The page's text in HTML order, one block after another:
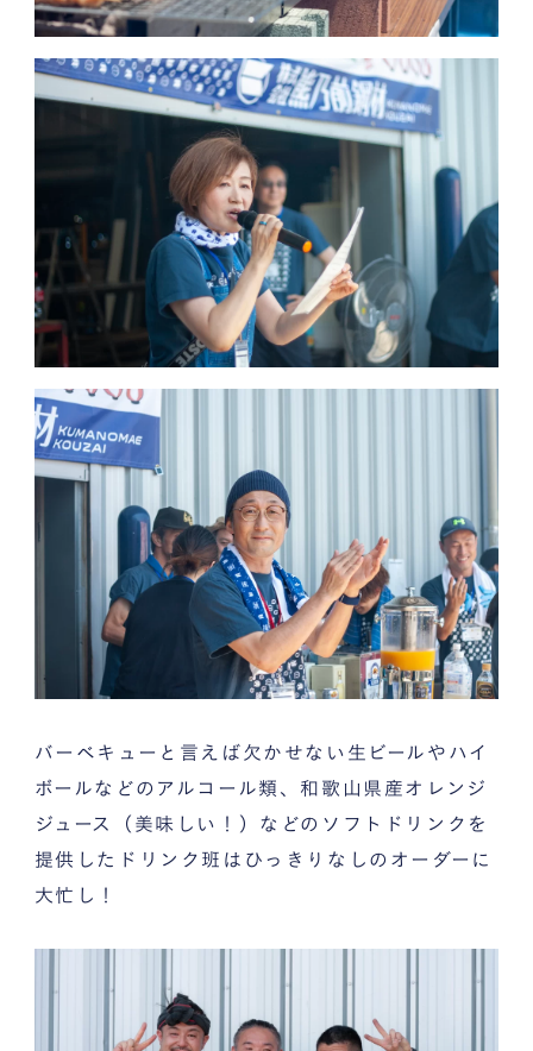
バーベキューと言えば欠かせない生ビールやハイ
ボールなどのアルコール類、和歌山県産オレンジ
ジュース（美味しい！）などのソフトドリンクを
提供したドリンク班はひっきりなしのオーダーに
大忙し！